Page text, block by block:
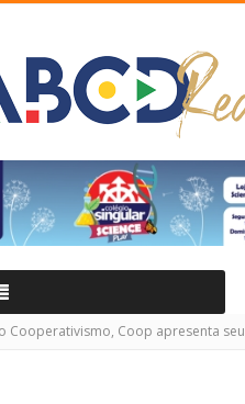
Cooperativismo, Coop apresenta